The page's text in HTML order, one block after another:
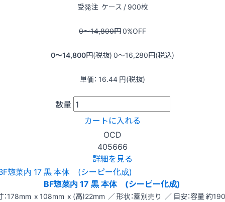
受発注 ケース / 900枚
0〜14,800円0%OFF
0〜14,800円(税抜) 0〜16,280円(税込)
単価： 16.44 円(税抜)
数量
カートに入れる
OCD
405666
詳細を見る
BF惣菜内 17 黒 本体 (シーピー化成)
：178mm x 108mm x (高)22mm ／ 形状：蓋別売り ／ 目安：容量 約